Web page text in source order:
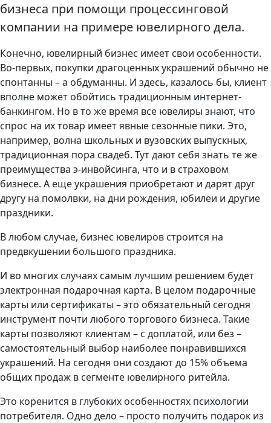
бизнеса при помощи процессинговой
компании на примере ювелирного дела.
Конечно, ювелирный бизнес имеет свои особенности.
Во-первых, покупки драгоценных украшений обычно не
спонтанны – а обдуманны. И здесь, казалось бы, клиент
вполне может обойтись традиционным интернет-
банкингом. Но в то же время все ювелиры знают, что
спрос на их товар имеет явные сезонные пики. Это,
например, волна школьных и вузовских выпускных,
традиционная пора свадеб. Тут дают себя знать те же
преимущества э-инвойсинга, что и в страховом
бизнесе. А еще украшения приобретают и дарят друг
другу на помолвки, на дни рождения, юбилеи и другие
праздники.
В любом случае, бизнес ювелиров строится на
предвкушении большого праздника.
И во многих случаях самым лучшим решением будет
электронная подарочная карта. В целом подарочные
карты или сертификаты – это обязательный сегодня
инструмент почти любого торгового бизнеса. Такие
карты позволяют клиентам – с доплатой, или без –
самостоятельный выбор наиболее понравившихся
украшений. На сегодня они создают до 15% объема
общих продаж в сегменте ювелирного ритейла.
Это коренится в глубоких особенностях психологии
потребителя. Одно дело – просто получить подарок из